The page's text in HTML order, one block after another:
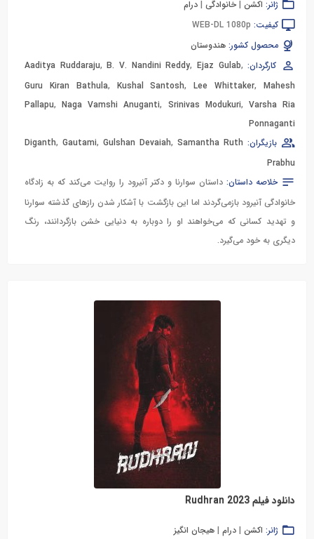
ژانر: اکشن | خانوادگی | درام
کیفیت: WEB-DL 1080p
محصول کشور: هندوستان
کارگردان:
Aaditya Ruddaraju,B. V. Nandini Reddy,Ejaz Gulab,
Guru Kiran Bathula, Kushal Santosh,Lee Whittaker,Mahesh
Pallapu,Naga Vamshi Anuganti, Srinivas Modukuri, Varsha Ria
Ponnaganti
بازیگران:
Diganth, Gautami, Gulshan Devaiah, Samantha Ruth
Prabhu
خلاصه داستان: داستان سوارنا و دکتر آنیرود را روایت می‌کند که به زادگاه
خانوادگی آنیرود بازمی‌گردند اما این بازگشت با آشکار شدن رازهای گذشته سوارنا
و تهدید کسانی که می‌خواهند او را دوباره به دنیایی خشن بازگردانند، رنگ
دیگری به خود می‌گیرد.
دانلود فیلم Rudhran 2023
ژانر: اکشن | درام | هیجان انگیز